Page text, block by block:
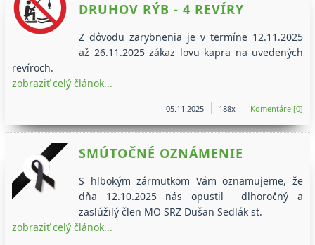
DRUHOV RÝB - 4 REVÍRY
Z dôvodu zarybnenia je v termíne 12.11.2025
až 26.11.2025 zákaz lovu kapra na uvedených
revíroch.
zobraziť celý článok...
05.11.2025 188x Komentáre [0]
SMÚTOČNÉ OZNÁMENIE
S hlbokým zármutkom Vám oznamujeme, že
dňa 12.10.2025 nás opustil dlhoročný a
zaslúžilý člen MO SRZ Dušan Sedlák st.
zobraziť celý článok...